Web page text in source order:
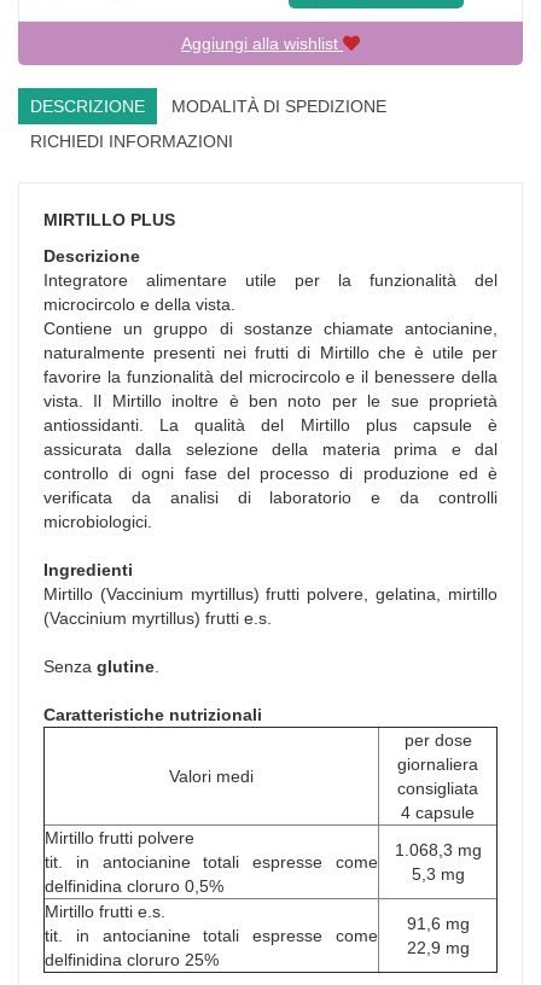
Aggiungi alla wishlist
DESCRIZIONE
MODALITÀ DI SPEDIZIONE
RICHIEDI INFORMAZIONI
MIRTILLO PLUS
Descrizione
Integratore alimentare utile per la funzionalità del
microcircolo e della vista.
Contiene un gruppo di sostanze chiamate antocianine,
naturalmente presenti nei frutti di Mirtillo che è utile per
favorire la funzionalità del microcircolo e il benessere della
vista. Il Mirtillo inoltre è ben noto per le sue proprietà
antiossidanti. La qualità del Mirtillo plus capsule è
assicurata dalla selezione della materia prima e dal
controllo di ogni fase del processo di produzione ed è
verificata da analisi di laboratorio e da controlli
microbiologici.
Ingredienti
Mirtillo (Vaccinium myrtillus) frutti polvere, gelatina, mirtillo
(Vaccinium myrtillus) frutti e.s.
Senza glutine
Caratteristiche nutrizionali
Valori medi
per dose
giornaliera
consigliata
4 capsule
Mirtillo frutti polvere
tit. in antocianine totali espresse come
delfinidina cloruro 0,5%
1.068,3 mg
5,3 mg
Mirtillo frutti e.s.
tit. in antocianine totali espresse come
delfinidina cloruro 25%
91,6 mg
22,9 mg